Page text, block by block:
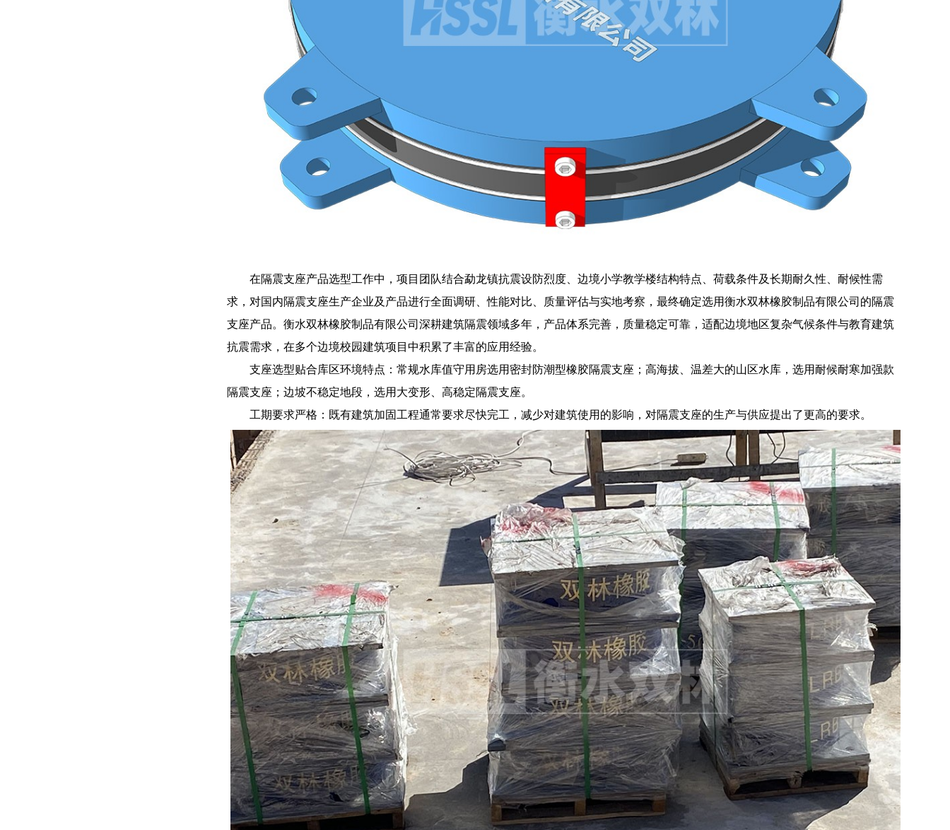
在隔震支座产品选型工作中，项目团队结合勐龙镇抗震设防烈度、边境小学教学楼结构特点、荷载条件及长期耐久性、耐候性需
求，对国内隔震支座生产企业及产品进行全面调研、性能对比、质量评估与实地考察，最终确定选用衡水双林橡胶制品有限公司的隔震
支座产品。衡水双林橡胶制品有限公司深耕建筑隔震领域多年，产品体系完善，质量稳定可靠，适配边境地区复杂气候条件与教育建筑
抗震需求，在多个边境校园建筑项目中积累了丰富的应用经验。
支座选型贴合库区环境特点：常规水库值守用房选用密封防潮型橡胶隔震支座；高海拔、温差大的山区水库，选用耐候耐寒加强款
隔震支座；边坡不稳定地段，选用大变形、高稳定隔震支座。
工期要求严格：既有建筑加固工程通常要求尽快完工，减少对建筑使用的影响，对隔震支座的生产与供应提出了更高的要求。